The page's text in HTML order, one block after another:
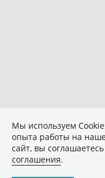
Мы используем
опыта работы на
сайт, вы
соглашения.